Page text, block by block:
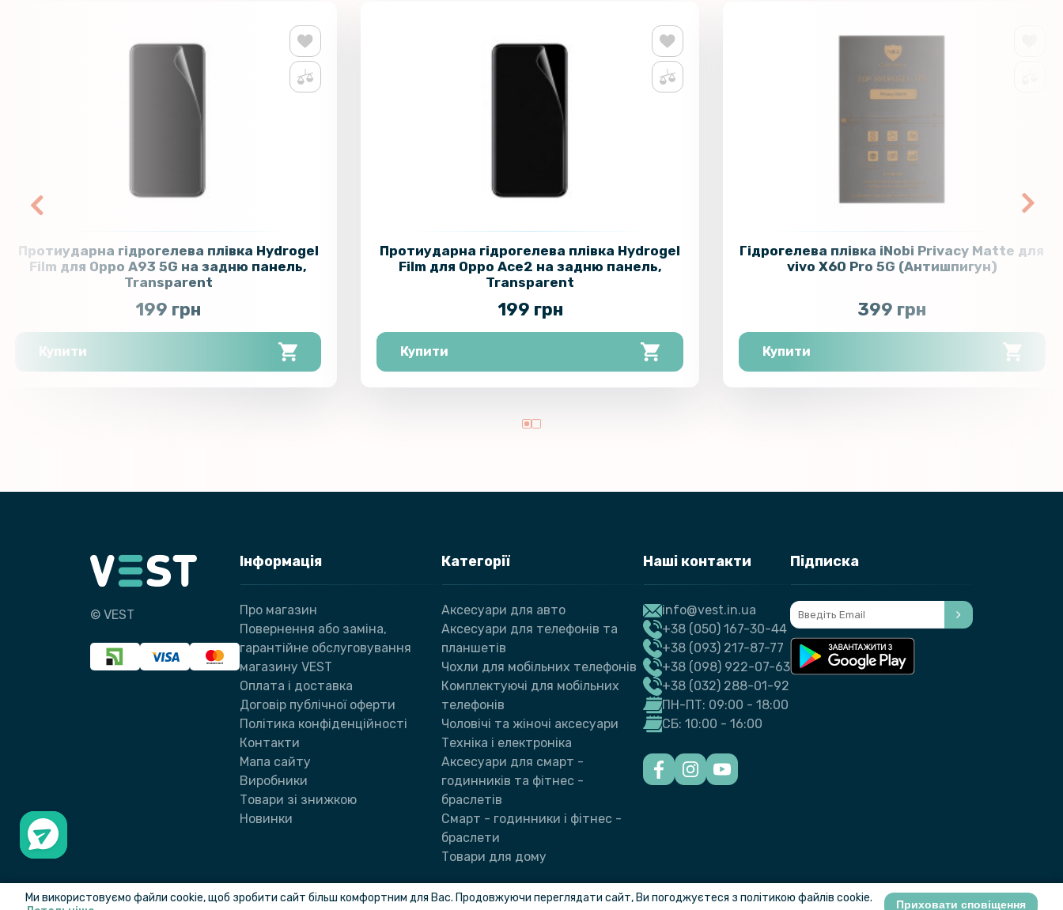
Протиударна гідрогелева плівка Hydrogel
Film для Oppo A93 5G на задню панель,
Transparent
199 грн
Купити
Протиударна гідрогелева плівка Hydrogel
Film для Oppo Ace2 на задню панель,
Transparent
199 грн
Купити
Гідрогелева плівка iNobi Privacy Matte для
vivo X60 Pro 5G (Антишпигун)
399 грн
Купити
© VEST
Інформація
Про магазин
Повернення або заміна,
гарантійне обслуговування
магазину VEST
Оплата і доставка
Договір публічної оферти
Політика конфіденційності
Контакти
Мапа сайту
Виробники
Товари зі знижкою
Новинки
Категорії
Аксесуари для авто
Аксесуари для телефонів та
планшетів
Чохли для мобільних телефонів
Комплектуючі для мобільних
телефонів
Чоловічі та жіночі аксесуари
Техніка і електроніка
Аксесуари для смарт -
годинників та фітнес -
браслетів
Смарт - годинники і фітнес -
браслети
Товари для дому
Наші контакти
info@vest.in.ua
+38 (050) 167-30-44
+38 (093) 217-87-77
+38 (098) 922-07-63
+38 (032) 288-01-92
ПН-ПТ: 09:00 - 18:00
СБ: 10:00 - 16:00
Підписка
Ми використовуємо файли cookie, щоб зробити сайт більш комфортним для Вас. Продовжуючи переглядати сайт, Ви погоджуєтеся з політикою файлів cookie.
Приховати сповіщення